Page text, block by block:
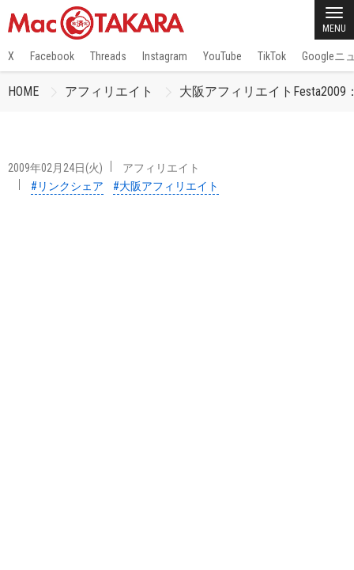
MENU
X Facebook Threads Instagram YouTube TikTok Googleニ
HOME アフィリエイト 大阪アフィリエイトFesta2009
2009年02月24日(火)
アフィリエイト
#リンクシェア
#大阪アフィリエイト